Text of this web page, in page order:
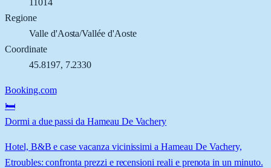
Regione
Valle d'Aosta/Vallée d'Aoste
Coordinate
45.8197, 7.2330
Booking.com
🛏️
Dormi a due passi da Hameau De Vachery
Hotel, B&B e case vacanza vicinissimi a Hameau De Vachery,
Etroubles: confronta prezzi e recensioni reali e prenota in un minuto.